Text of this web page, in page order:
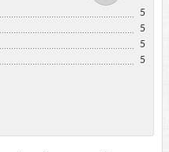
5
5
5
5